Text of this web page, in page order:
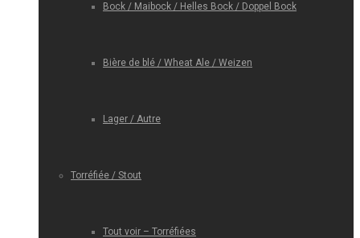
Bock / Maibock / Helles Bock / Doppel Bock
Bière de blé / Wheat Ale / Weizen
Lager / Autre
Torréfiée / Stout
Tout voir – Torréfiées